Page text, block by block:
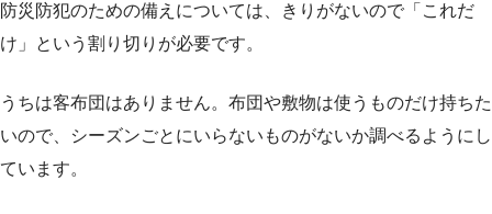
防災防犯のための備えについては、きりがないので「これだ
け」という割り切りが必要です。
うちは客布団はありません。布団や敷物は使うものだけ持ちた
いので、シーズンごとにいらないものがないか調べるようにし
ています。